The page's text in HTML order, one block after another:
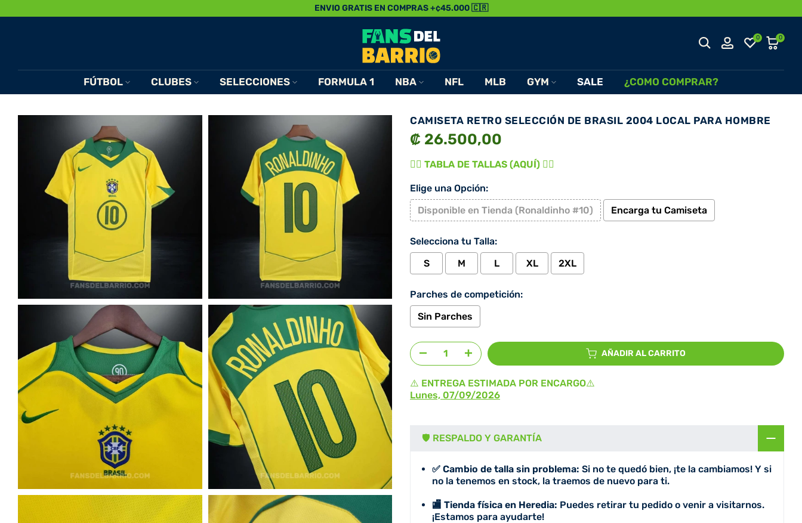
ENVIO GRATIS EN COMPRAS +¢45.000 🇨🇷
0 0
FÚTBOL CLUBES SELECCIONES FORMULA 1 NBA NFL MLB GYM SALE ¿COMO COMPRAR?
CAMISETA RETRO SELECCIÓN DE BRASIL 2004 LOCAL PARA HOMBRE
₡ 26.500,00
👉🏾 TABLA DE TALLAS (AQUÍ) 👈🏾
Elige una Opción:
Disponible en Tienda (Ronaldinho #10)
Encarga tu Camiseta
Selecciona tu Talla:
S
M L XL 2XL
Parches de competición:
Sin Parches
Agregar selección AÑADIR AL CARRITO
⚠️ ENTREGA ESTIMADA POR ENCARGO⚠️
Lunes, 07/09/2026
🛡️ RESPALDO Y GARANTÍA
✅ Cambio de talla sin problema: Si no te quedó bien, ¡te la cambiamos! Y si
no la tenemos en stock, la traemos de nuevo para ti.
🏬 Tienda física en Heredia: Puedes retirar tu pedido o venir a visitarnos.
¡Estamos para ayudarte!